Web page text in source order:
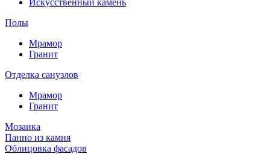
Искусственный камень
Полы
Мрамор
Гранит
Отделка санузлов
Мрамор
Гранит
Мозаика
Панно из камня
Облицовка фасадов